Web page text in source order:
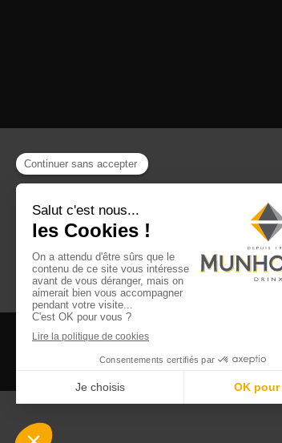
CGV CGU Club Drinx
©2026 Munhowen Drinx / Tous droits réservés